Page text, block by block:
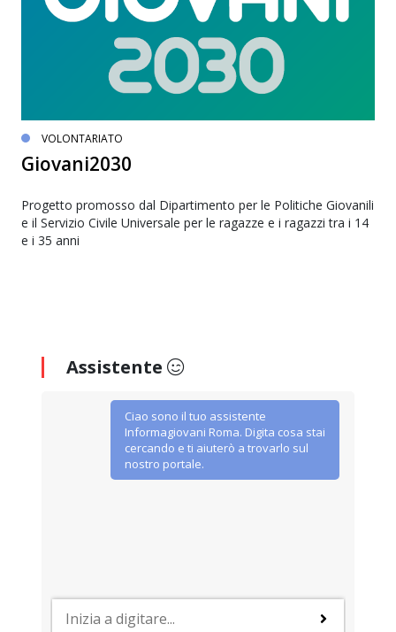
VOLONTARIATO
Giovani2030
Progetto promosso dal Dipartimento per le Politiche Giovanili
e il Servizio Civile Universale per le ragazze e i ragazzi tra i 14
e i 35 anni
Assistente
Ciao sono il tuo assistente
Informagiovani Roma. Digita cosa stai
cercando e ti aiuterò a trovarlo sul
nostro portale.